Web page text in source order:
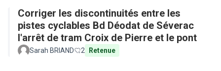
Corriger les discontinuités entre les
pistes cyclables Bd Déodat de Séverac
l'arrêt de tram Croix de Pierre et le pont
Sarah BRIAND 2 Retenue